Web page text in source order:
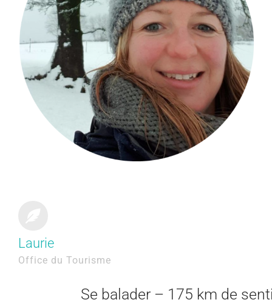
Laurie
Office du Tourisme
Se balader – 175 km de